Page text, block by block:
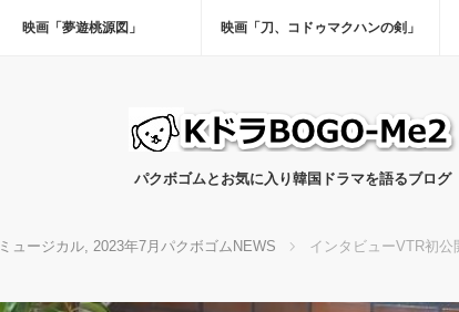
映画「夢遊桃源図」 映画「刀、コドゥマクハンの剣」
パクボゴムとお気に入り韓国ドラマを語るブログ
ミュージカル, 2023年7月パクボゴムNEWS
インタビューVTR初